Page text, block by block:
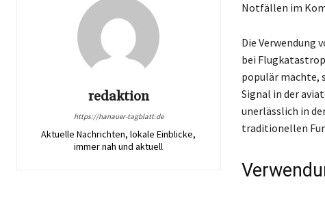
redaktion
https://hanauer-tagblatt.de
Aktuelle Nachrichten, lokale Einblicke,
immer nah und aktuell
Notfällen im
Die Verwendung
bei
populär machte,
Signal in der
unerlässlich in
traditionellen